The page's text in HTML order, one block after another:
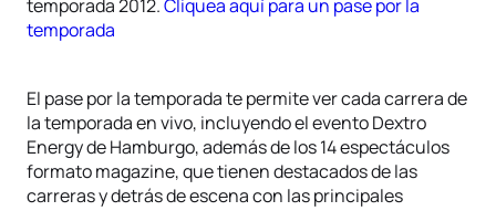
temporada 2012.Cliquea aquí para un pase por la
temporada
El pase por la temporada te permite ver cada carrera de
la temporada en vivo, incluyendo el evento Dextro
Energy de Hamburgo, además de los 14 espectáculos
formato magazine, que tienen destacados de las
carreras y detrás de escena con las principales